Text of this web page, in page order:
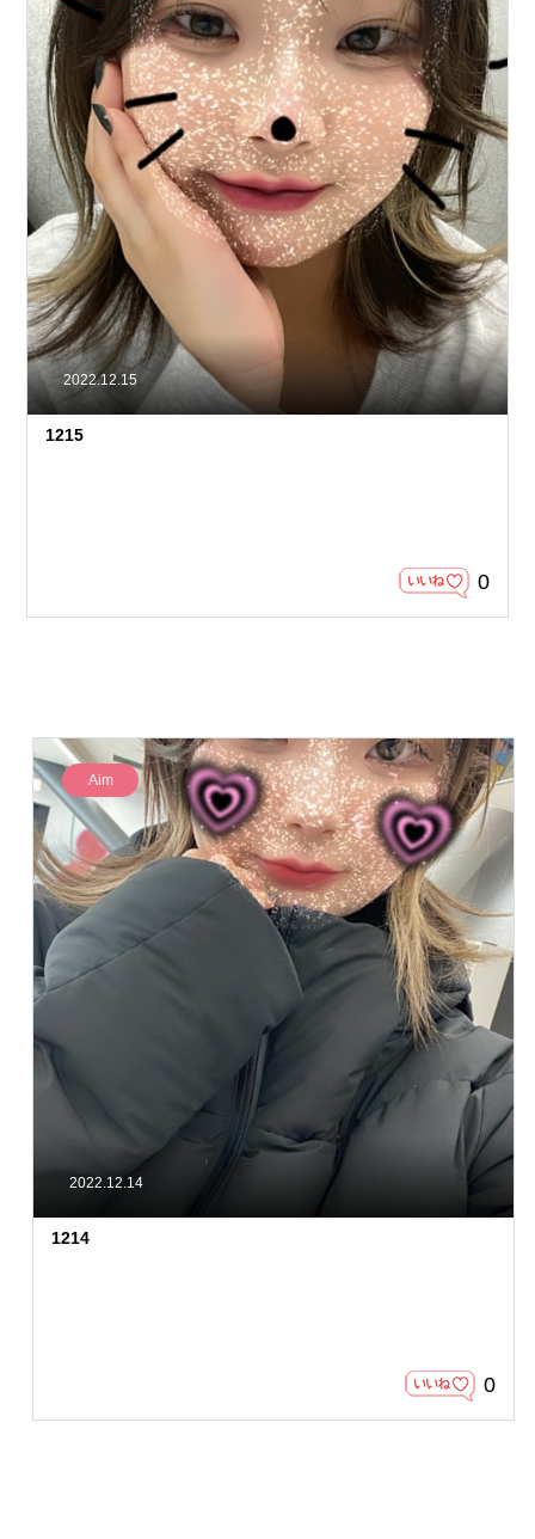
2022.12.15
1215
0
2022.12.14
Aim
1214
0